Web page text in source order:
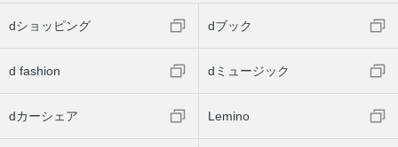
dショッピング dブック
d fashion dミュージック
dカーシェア Lemino